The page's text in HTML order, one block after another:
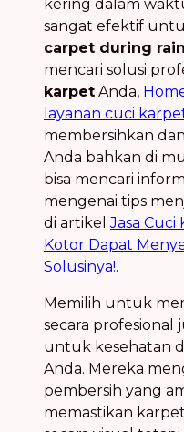
kering dalam
sangat efektif
carpet during rain
mencari solusi
karpet Anda,
layanan cuci
membersihkan
Anda bahkan di
bisa mencari
mengenai tips
di artikelJasa
Kotor Dapat
Solusinya!.
Memilih untuk
secara profesional
untuk kesehatan
Anda. Mereka
pembersih yang
memastikan